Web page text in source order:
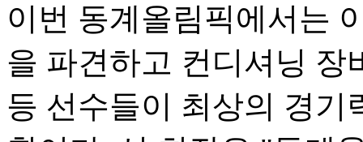
이번 동계올림픽에서는
을 파견하고 컨디셔닝 장
등 선수들이 최상의 경기